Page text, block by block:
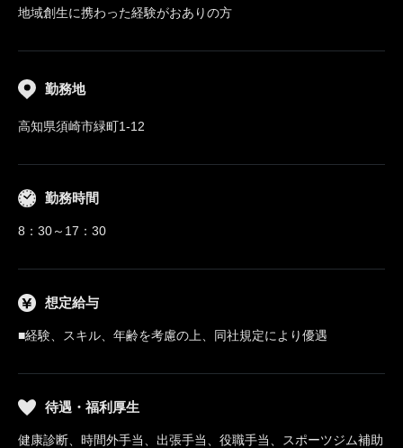
地域創生に携わった経験がおありの方
勤務地
高知県須崎市緑町1-12
勤務時間
8：30～17：30
想定給与
■経験、スキル、年齢を考慮の上、同社規定により優遇
待遇・福利厚生
健康診断、時間外手当、出張手当、役職手当、スポーツジム補助